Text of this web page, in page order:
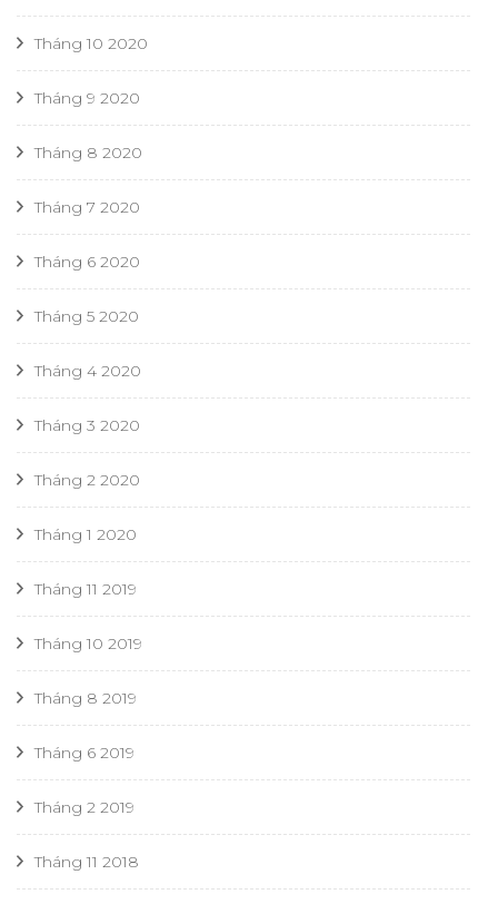
Tháng 10 2020
Tháng 9 2020
Tháng 8 2020
Tháng 7 2020
Tháng 6 2020
Tháng 5 2020
Tháng 4 2020
Tháng 3 2020
Tháng 2 2020
Tháng 1 2020
Tháng 11 2019
Tháng 10 2019
Tháng 8 2019
Tháng 6 2019
Tháng 2 2019
Tháng 11 2018